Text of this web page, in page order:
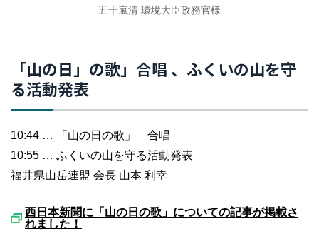
五十嵐清 環境大臣政務官様
「山の日」の歌」合唱 、ふくいの山を守
る活動発表
10:44 … 「山の日の歌」 合唱
10:55 … ふくいの山を守る活動発表
福井県山岳連盟 会長 山本 利幸
西日本新聞に「山の日の歌」についての記事が掲載さ
れました！